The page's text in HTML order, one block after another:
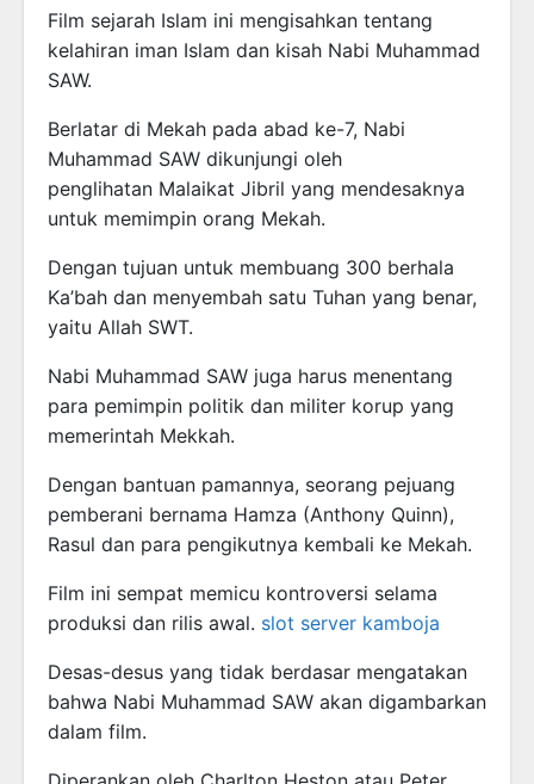
Film sejarah Islam ini mengisahkan tentang
kelahiran iman Islam dan kisah Nabi Muhammad
SAW.
Berlatar di Mekah pada abad ke-7, Nabi
Muhammad SAW dikunjungi oleh
penglihatan Malaikat Jibril yang mendesaknya
untuk memimpin orang Mekah.
Dengan tujuan untuk membuang 300 berhala
Ka’bah dan menyembah satu Tuhan yang benar,
yaitu Allah SWT.
Nabi Muhammad SAW juga harus menentang
para pemimpin politik dan militer korup yang
memerintah Mekkah.
Dengan bantuan pamannya, seorang pejuang
pemberani bernama Hamza (Anthony Quinn),
Rasul dan para pengikutnya kembali ke Mekah.
Film ini sempat memicu kontroversi selama
produksi dan rilis awal. slot server kamboja
Desas-desus yang tidak berdasar mengatakan
bahwa Nabi Muhammad SAW akan digambarkan
dalam film.